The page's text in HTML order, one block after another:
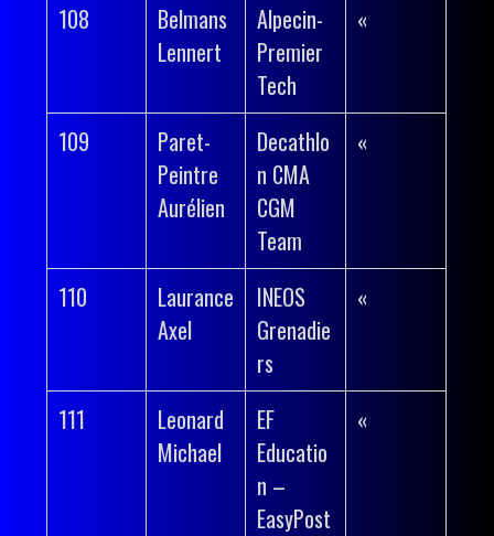
108
Belmans
Lennert
Alpecin-
Premier
Tech
«
109
Paret-
Peintre
Aurélien
Decathlo
n CMA
CGM
Team
«
110
Laurance
Axel
INEOS
Grenadie
rs
«
111
Leonard
Michael
EF
Educatio
n –
EasyPost
«